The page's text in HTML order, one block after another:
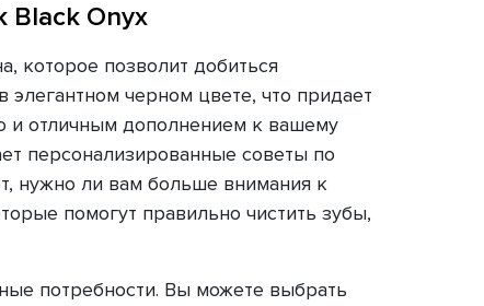
Black Onyx
которое позволит добиться
черном цвете, что придает
и отличным дополнением к вашему
персонализированные советы по
нужно ли вам больше внимания к
помогут правильно чистить зубы,
потребности. Вы можете выбрать